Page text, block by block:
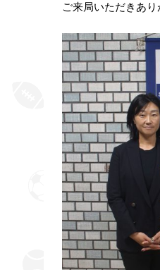
ご来局いただきあり